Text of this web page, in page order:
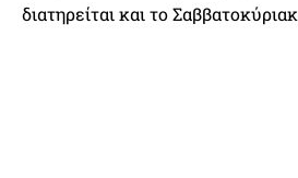
διατηρείται και το